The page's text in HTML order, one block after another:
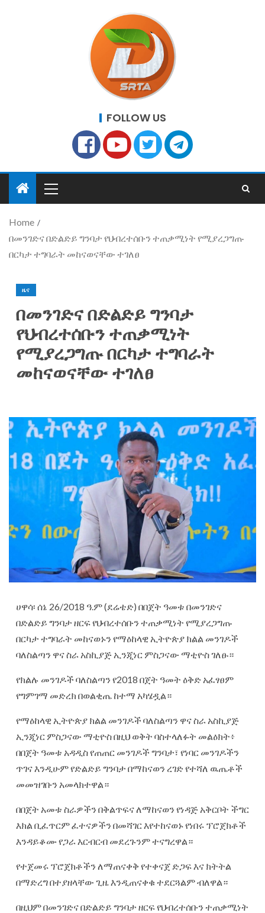
FOLLOW US
Home
በመንገድና በድልድይ ግንባታ የህብረተሰቡን ተጠቃሚነት የሚያረጋግጡ
በርካታ ተግባራት መከናወናቸው ተገለፀ
ዜና
በመንገድና በድልድይ ግንባታ
የህብረተሰቡን ተጠቃሚነት
የሚያረጋግጡ በርካታ ተግባራት
መከናወናቸው ተገለፀ
ሀዋሳ፡ ሰኔ 26/2018 ዓ.ም (ደሬቴድ) በበጀት ዓመቱ በመንገድና
በድልድይ ግንባታ ዘርፍ የህብረተሰቡን ተጠቃሚነት የሚያረጋግጡ
በርካታ ተግባራት መከናወኑን የማዕከላዊ ኢትዮጵያ ክልል መንገዶች
ባለስልጣን ዋና ስራ አስኪያጅ ኢንጂነር ምስጋናው ማቲዮስ ገለፁ።
የክልሉ መንገዶች ባለስልጣን የ2018 በጀት ዓመት ዕቅድ አፈፃፀም
የግምገማ መድረክ በወልቂጤ ከተማ አካሄዷል።
የማዕከላዊ ኢትዮጵያ ክልል መንገዶች ባለስልጣን ዋና ስራ አስኪያጅ
ኢንጂነር ምስጋናው ማቲዮስ በዚህ ወቅት ባስተላለፉት መልዕክት፥
በበጀት ዓመቱ አዳዲስ የጠጠር መንገዶች ግንባታ፣ የነባር መንገዶችን
ጥገና እንዲሁም የድልድይ ግንባታ በማከናወን ረገድ የተሻለ ዉጤቶች
መመዝገቡን አመላክተዋል።
በበጀት አመቱ ስራዎችን በቅልጥፍና ለማከናወን የነዳጅ አቅርቦት ችግር
እክል ቢፈጥርም ፈተናዎችን በመሻገር እየተከናወኑ የነበሩ ፕሮጀክቶች
እንዳይቆሙ የጋራ እርብርብ መደረጉንም ተናግረዋል።
የተጀመሩ ፕሮጀክቶችን ለማጠናቀቅ የተቀናጀ ድጋፍ እና ክትትል
በማድረግ በተያዘላቸው ጊዜ እንዲጠናቀቁ ተደርጓልም ብለዋል።
በዚህም በመንገድና በድልድይ ግንባታ ዘርፍ የህብረተሰቡን ተጠቃሚነት